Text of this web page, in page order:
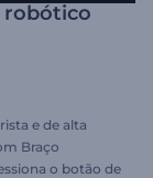
robótico
e de alta
Braço
o botão de